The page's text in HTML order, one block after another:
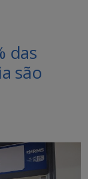
das
são